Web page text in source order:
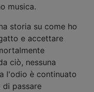
musica.
storia su come ho
e accettare
ciò, nessuna
l'odio è continuato
di passare